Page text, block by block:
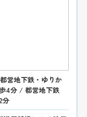
営地下鉄・ゆりか
4分 / 都営地下鉄
分